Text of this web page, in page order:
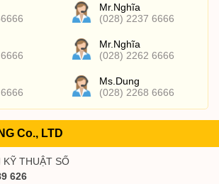
Mr.Nghĩa
(028) 2237 6666
Mr.Nghĩa
(028) 2262 6666
Ms.Dung
(028) 2268 6666
Co., LTD
THUẬT SỐ
626